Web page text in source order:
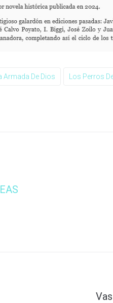
Armada De Dios Los Perros